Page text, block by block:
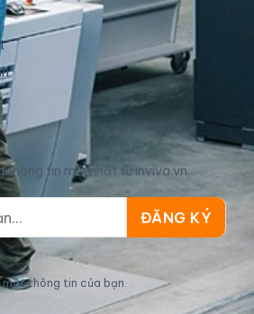
thông tin mới nhất từ inviva.vn
thông tin của bạn.